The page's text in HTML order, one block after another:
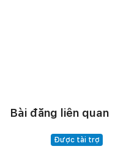
Bài đăng liên quan
Được tài trợ